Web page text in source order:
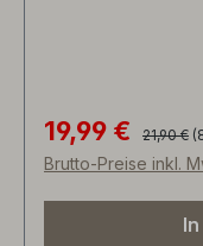
Einmal geöffnet
Sommelier
Restaurant
Bossingen
süsser Apero!
Verkaufspreis:
19,99 € 21,90 €
Brutto-Preise inkl.